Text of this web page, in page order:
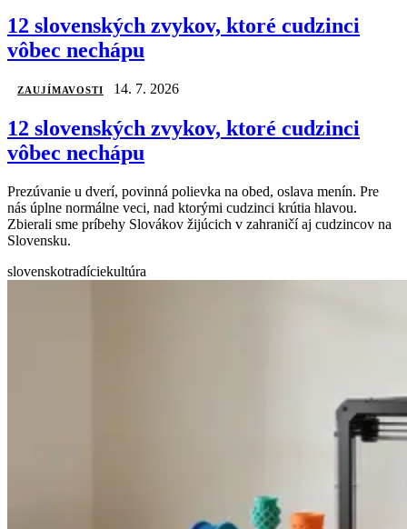
12 slovenských zvykov, ktoré cudzinci
vôbec nechápu
ZAUJÍMAVOSTI 14. 7. 2026
12 slovenských zvykov, ktoré cudzinci
vôbec nechápu
Prezúvanie u dverí, povinná polievka na obed, oslava menín. Pre
nás úplne normálne veci, nad ktorými cudzinci krútia hlavou.
Zbierali sme príbehy Slovákov žijúcich v zahraničí aj cudzincov na
Slovensku.
slovenskotradíciekultúra